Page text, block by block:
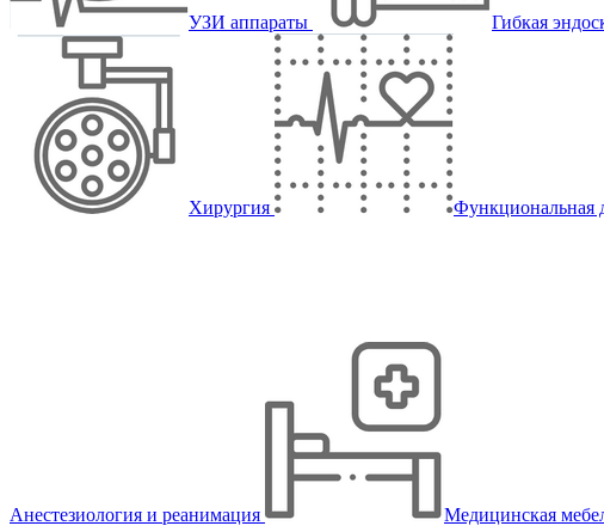
УЗИ аппараты Гибкая
Хирургия Функциональная
Анестезиология и реанимация Медицинская